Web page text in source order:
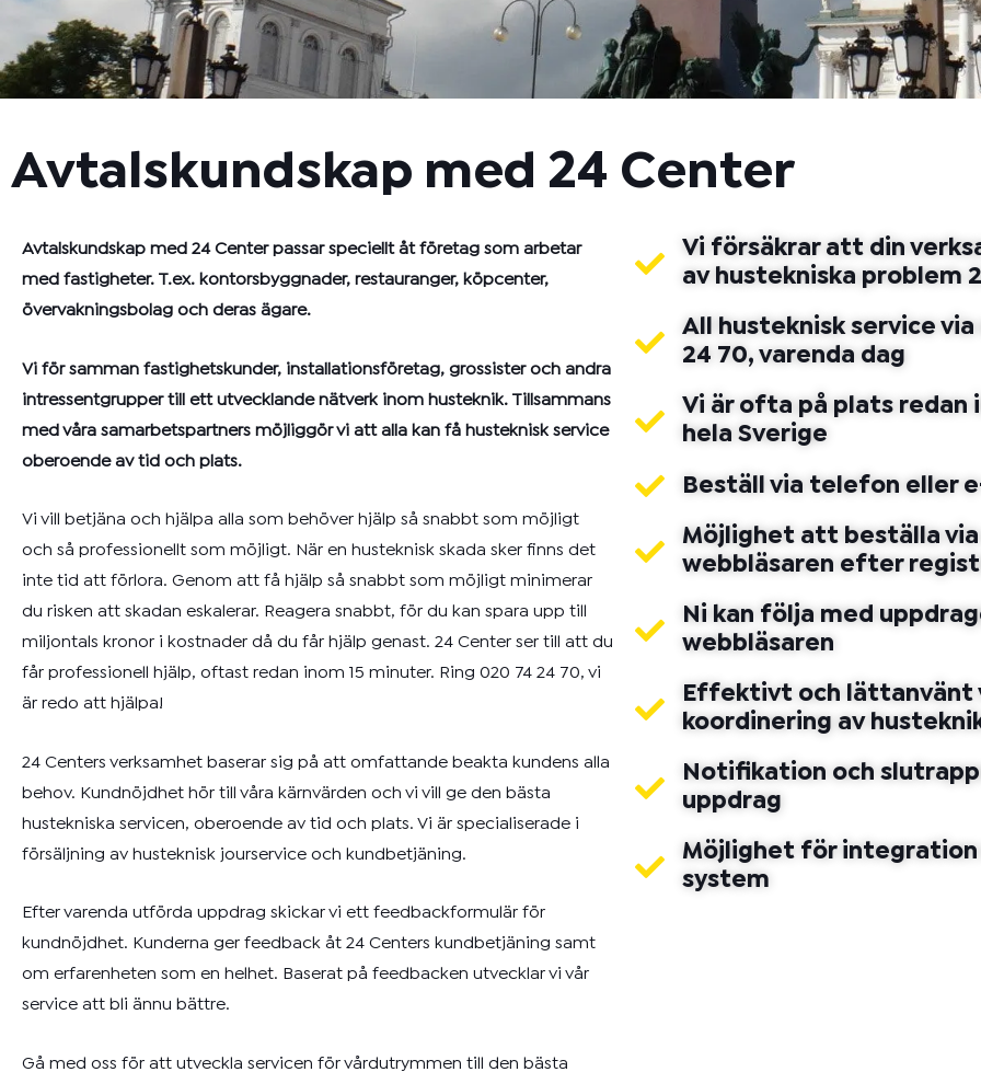
Avtalskundskap med 24 Center
Avtalskundskap med 24 Center passar speciellt åt företag som arbetar
med fastigheter. T.ex. kontorsbyggnader, restauranger, köpcenter,
övervakningsbolag och deras ägare.
Vi för samman fastighetskunder, installationsföretag, grossister och andra
intressentgrupper till ett utvecklande nätverk inom husteknik. Tillsammans
med våra samarbetspartners möjliggör vi att alla kan få husteknisk service
oberoende av tid och plats.
Vi vill betjäna och hjälpa alla som behöver hjälp så snabbt som möjligt
och så professionellt som möjligt. När en husteknisk skada sker finns det
inte tid att förlora. Genom att få hjälp så snabbt som möjligt minimerar
du risken att skadan eskalerar. Reagera snabbt, för du kan spara upp till
miljontals kronor i kostnader då du får hjälp genast. 24 Center ser till att du
får professionell hjälp, oftast redan inom 15 minuter. Ring 020 74 24 70, vi
är redo att hjälpa!
24 Centers verksamhet baserar sig på att omfattande beakta kundens alla
behov. Kundnöjdhet hör till våra kärnvärden och vi vill ge den bästa
hustekniska servicen, oberoende av tid och plats. Vi är specialiserade i
försäljning av husteknisk jourservice och kundbetjäning.
Efter varenda utförda uppdrag skickar vi ett feedbackformulär för
kundnöjdhet. Kunderna ger feedback åt 24 Centers kundbetjäning samt
om erfarenheten som en helhet. Baserat på feedbacken utvecklar vi vår
service att bli ännu bättre.
Gå med oss för att utveckla servicen för vårdutrymmen till den bästa
Vi försäkrar att din
av hustekniska problem
All husteknisk service
24 70, varenda dag
Vi är ofta på plats redan
hela Sverige
Beställ via telefon eller
Möjlighet att beställa via
webbläsaren efter
Ni kan följa med
webbläsaren
Effektivt och lättanvänt
koordinering av
Notifikation och
uppdrag
Möjlighet för integration
system